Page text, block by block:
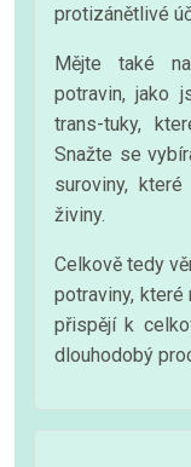
protizánětlivé
Mějte také
potravin, jako
trans-tuky,
Snažte se
suroviny,
živiny.
Celkově tedy
potraviny, které
přispějí k
dlouhodobý